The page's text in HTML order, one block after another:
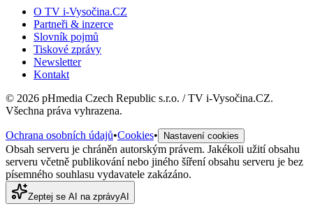
O TV i-Vysočina.CZ
Partneři & inzerce
Slovník pojmů
Tiskové zprávy
Newsletter
Kontakt
© 2026 pHmedia Czech Republic s.r.o. / TV i-Vysočina.CZ.
Všechna práva vyhrazena.
Ochrana osobních údajů•Cookies• Nastavení cookies
Obsah serveru je chráněn autorským právem. Jakékoli užití obsahu
serveru včetně publikování nebo jiného šíření obsahu serveru je bez
písemného souhlasu vydavatele zakázáno.
Zeptej se AI na zprávyAI